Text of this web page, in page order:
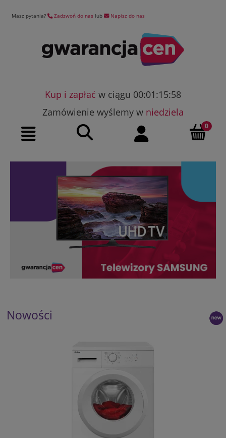
Masz pytania? Zadzwoń do nas lub Napisz do nas
Kup i zapłać w ciągu 00:01:15:57
Zamówienie wyślemy w niedziela
Nowości